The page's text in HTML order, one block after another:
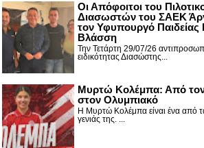
Οι Απόφοιτοι του
Διασωστών του ΣΑΕΚ
τον Υφυπουργό Παιδείας
Βλάσση
Την Τετάρτη 29/07/26
ειδικότητας Διασώστης...
Μυρτώ Κολέμπα: Από
στον Ολυμπιακό
Η Μυρτώ Κολέμπα είναι ένα από
γενιάς της. ...